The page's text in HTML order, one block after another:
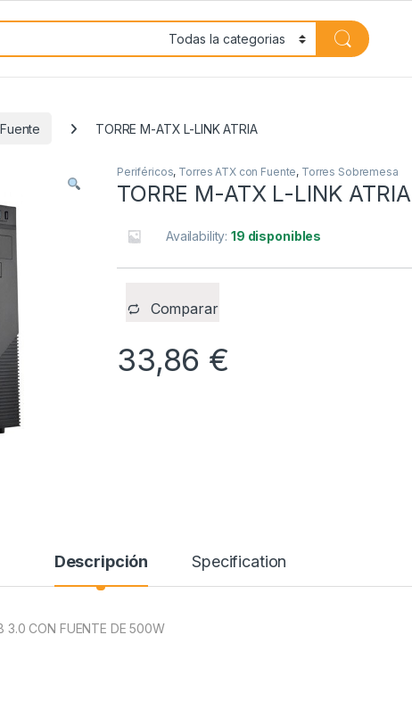
TORRE M-ATX L-LINK ATRIA
Periféricos, Torres ATX con Fuente, Torres Sobremesa
TORRE M-ATX L-LINK ATRIA
Availability:19 disponibles
Comparar
33,86 €
Descripción Specification
3.0 CON FUENTE DE 500W